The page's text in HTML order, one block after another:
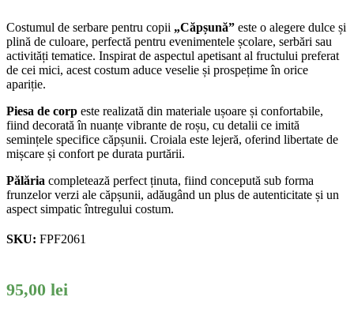
Costumul de serbare pentru copii „Căpșună” este o alegere dulce și
plină de culoare, perfectă pentru evenimentele școlare, serbări sau
activități tematice. Inspirat de aspectul apetisant al fructului preferat
de cei mici, acest costum aduce veselie și prospețime în orice
apariție.
Piesa de corp este realizată din materiale ușoare și confortabile,
fiind decorată în nuanțe vibrante de roșu, cu detalii ce imită
semințele specifice căpșunii. Croiala este lejeră, oferind libertate de
mișcare și confort pe durata purtării.
Pălăria completează perfect ținuta, fiind concepută sub forma
frunzelor verzi ale căpșunii, adăugând un plus de autenticitate și un
aspect simpatic întregului costum.
SKU: FPF2061
95,00 lei